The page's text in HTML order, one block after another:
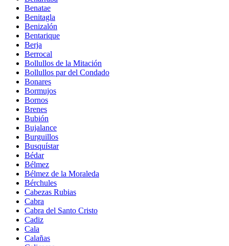
Benatae
Benitagla
Benizalón
Bentarique
Berja
Berrocal
Bollullos de la Mitación
Bollullos par del Condado
Bonares
Bormujos
Bornos
Brenes
Bubión
Bujalance
Burguillos
Busquístar
Bédar
Bélmez
Bélmez de la Moraleda
Bérchules
Cabezas Rubias
Cabra
Cabra del Santo Cristo
Cadiz
Cala
Calañas